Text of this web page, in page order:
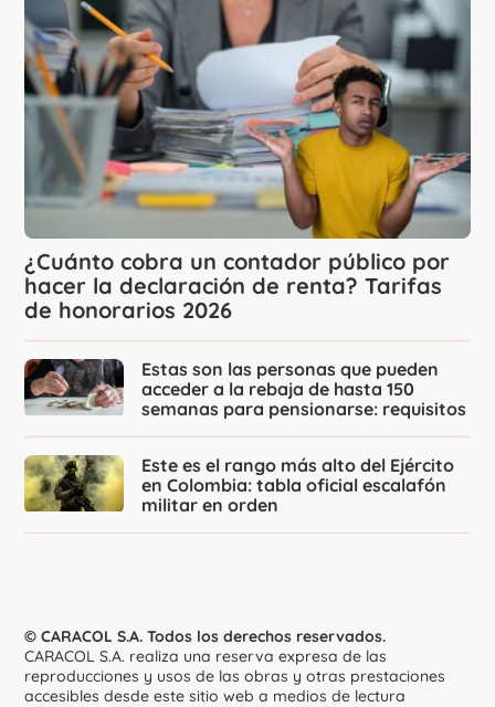
¿Cuánto cobra un contador público por
hacer la declaración de renta? Tarifas
de honorarios 2026
Estas son las personas que pueden
acceder a la rebaja de hasta 150
semanas para pensionarse: requisitos
Este es el rango más alto del Ejército
en Colombia: tabla oficial escalafón
militar en orden
© CARACOL S.A. Todos los derechos reservados.
CARACOL S.A. realiza una reserva expresa de las
reproducciones y usos de las obras y otras prestaciones
accesibles desde este sitio web a medios de lectura